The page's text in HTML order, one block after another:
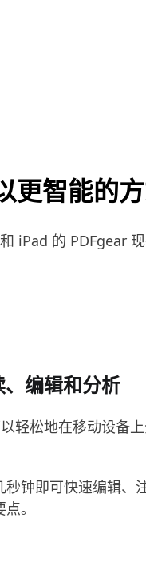
更智能的
iPad 的 PDFgear
编辑和分析
轻松地在移动设备
秒钟即可快速编辑、
。